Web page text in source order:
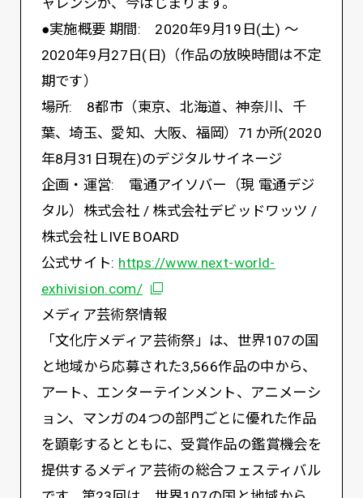
ャレンジが、今はじまります。
●実施概要 期間: 2020年9月19日(土) ～
2020年9月27日(日)（作品の放映時間は不定
期です）
場所: 8都市（東京、北海道、神奈川、千
葉、埼玉、愛知、大阪、福岡）71か所(2020
年8月31日現在)のデジタルサイネージ
企画・運営: 電通アイソバー（現 電通デジ
タル）株式会社 / 株式会社デビッドワッツ /
株式会社 LIVE BOARD
公式サイト: https://www.next-world-
exhivision.com/別ウィンドウで開く
メディア芸術祭情報
「文化庁メディア芸術祭」は、世界107の国
と地域から応募された3,566作品の中から、
アート、エンターテインメント、アニメーシ
ョン、マンガの4つの部門ごとに優れた作品
を顕彰するとともに、受賞作品の鑑賞機会を
提供するメディア芸術の総合フェスティバル